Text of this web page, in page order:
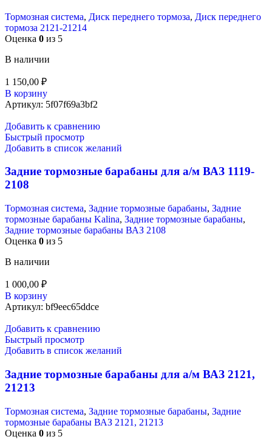
Тормозная система, Диск переднего тормоза, Диск переднего
тормоза 2121-21214
Оценка 0 из 5
В наличии
1 150,00 ₽
В корзину
Артикул: 5f07f69a3bf2
Добавить к сравнению
Быстрый просмотр
Добавить в список желаний
Задние тормозные барабаны для а/м ВАЗ 1119-
2108
Тормозная система, Задние тормозные барабаны, Задние
тормозные барабаны Kalina, Задние тормозные барабаны,
Задние тормозные барабаны ВАЗ 2108
Оценка 0 из 5
В наличии
1 000,00 ₽
В корзину
Артикул: bf9eec65ddce
Добавить к сравнению
Быстрый просмотр
Добавить в список желаний
Задние тормозные барабаны для а/м ВАЗ 2121,
21213
Тормозная система, Задние тормозные барабаны, Задние
тормозные барабаны ВАЗ 2121, 21213
Оценка 0 из 5